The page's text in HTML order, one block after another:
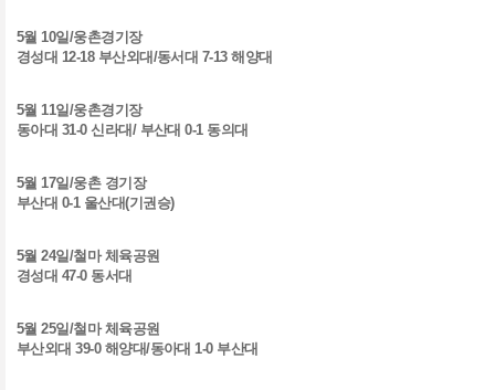
5월10일/웅촌경기장
경성대 12-18 부산외대 /동서대 7-13해양대
5월11일/웅촌경기장
동아대 31-0신라대 / 부산대0-1 동의대
5월17일/웅촌 경기장
부산대 0-1 울산대(기권승)
5월24일/철마 체육공원
경성대 47-0 동서대
5월25일/철마 체육공원
부산외대39-0 해양대/동아대1-0 부산대